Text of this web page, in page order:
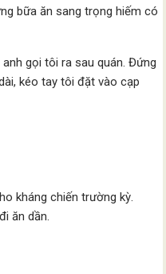
bữa ăn sang trọng hiếm có
gọi tôi ra sau quán. Đứng
kéo tay tôi đặt vào cạp
kháng chiến trường kỳ.
ăn dần.